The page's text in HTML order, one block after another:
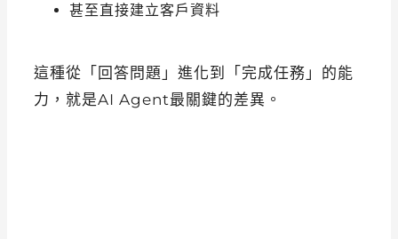
甚至直接建立客戶資料
這種從「回答問題」進化到「完成任務」的能
力，就是AI Agent最關鍵的差異。